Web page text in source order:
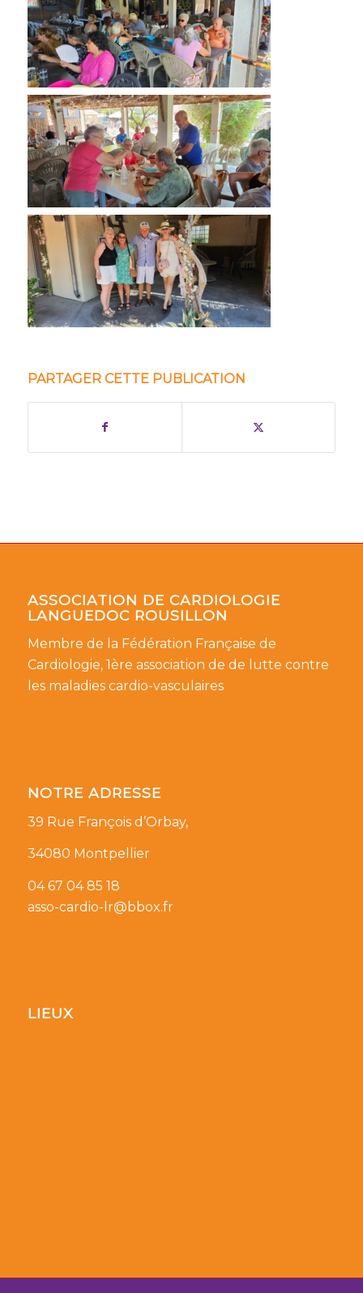
PARTAGER CETTE PUBLICATION
ASSOCIATION DE CARDIOLOGIE
LANGUEDOC ROUSILLON
Membre de la Fédération Française de
Cardiologie, 1ère association de de lutte contre
les maladies cardio-vasculaires
NOTRE ADRESSE
39 Rue François d’Orbay,
34080 Montpellier
04 67 04 85 18
asso-cardio-lr@bbox.fr
LIEUX